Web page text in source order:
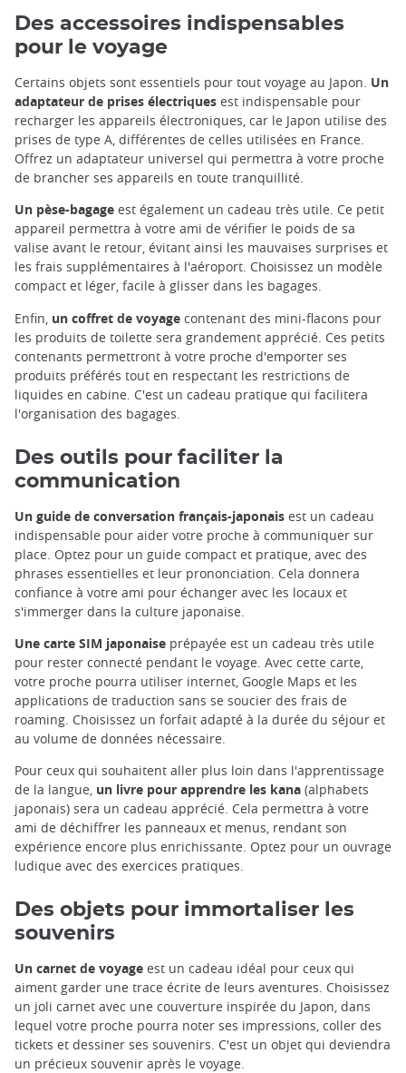
Des accessoires indispensables
pour le voyage
Certains objets sont essentiels pour tout voyage au Japon. Un
adaptateur de prises électriques est indispensable pour
recharger les appareils électroniques, car le Japon utilise des
prises de type A, différentes de celles utilisées en France.
Offrez un adaptateur universel qui permettra à votre proche
de brancher ses appareils en toute tranquillité.
Un pèse-bagage est également un cadeau très utile. Ce petit
appareil permettra à votre ami de vérifier le poids de sa
valise avant le retour, évitant ainsi les mauvaises surprises et
les frais supplémentaires à l'aéroport. Choisissez un modèle
compact et léger, facile à glisser dans les bagages.
Enfin, un coffret de voyage contenant des mini-flacons pour
les produits de toilette sera grandement apprécié. Ces petits
contenants permettront à votre proche d'emporter ses
produits préférés tout en respectant les restrictions de
liquides en cabine. C'est un cadeau pratique qui facilitera
l'organisation des bagages.
Des outils pour faciliter la
communication
Un guide de conversation français-japonais est un cadeau
indispensable pour aider votre proche à communiquer sur
place. Optez pour un guide compact et pratique, avec des
phrases essentielles et leur prononciation. Cela donnera
confiance à votre ami pour échanger avec les locaux et
s'immerger dans la culture japonaise.
Une carte SIM japonaise prépayée est un cadeau très utile
pour rester connecté pendant le voyage. Avec cette carte,
votre proche pourra utiliser internet, Google Maps et les
applications de traduction sans se soucier des frais de
roaming. Choisissez un forfait adapté à la durée du séjour et
au volume de données nécessaire.
Pour ceux qui souhaitent aller plus loin dans l'apprentissage
de la langue, un livre pour apprendre les kana (alphabets
japonais) sera un cadeau apprécié. Cela permettra à votre
ami de déchiffrer les panneaux et menus, rendant son
expérience encore plus enrichissante. Optez pour un ouvrage
ludique avec des exercices pratiques.
Des objets pour immortaliser les
souvenirs
Un carnet de voyage est un cadeau idéal pour ceux qui
aiment garder une trace écrite de leurs aventures. Choisissez
un joli carnet avec une couverture inspirée du Japon, dans
lequel votre proche pourra noter ses impressions, coller des
tickets et dessiner ses souvenirs. C'est un objet qui deviendra
un précieux souvenir après le voyage.